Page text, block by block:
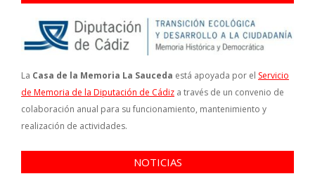
La Casa de la Memoria La Sauceda está apoyada por el Servicio
de Memoria de la Diputación de Cádiz a través de un convenio de
colaboración anual para su funcionamiento, mantenimiento y
realización de actividades.
NOTICIAS